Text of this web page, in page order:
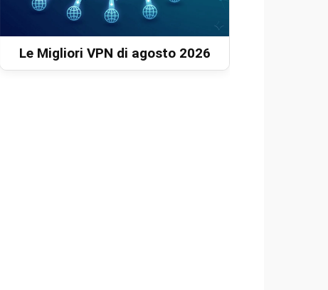
Le Migliori VPN di agosto 2026